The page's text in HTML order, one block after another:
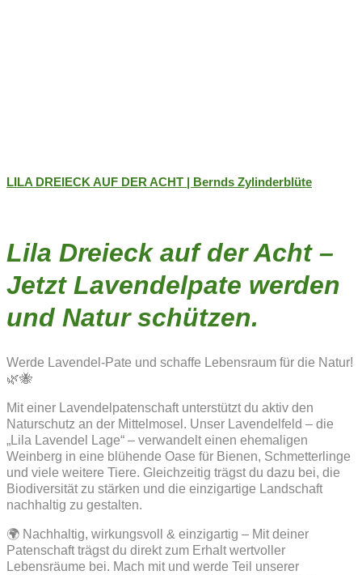
LILA DREIECK AUF DER ACHT | Bernds Zylinderblüte
Lila Dreieck auf der Acht –
Jetzt Lavendelpate werden
und Natur schützen.
Werde Lavendel-Pate und schaffe Lebensraum für die Natur!
🌿🐝
Mit einer Lavendelpatenschaft unterstützt du aktiv den
Naturschutz an der Mittelmosel. Unser Lavendelfeld – die
„Lila Lavendel Lage“ – verwandelt einen ehemaligen
Weinberg in eine blühende Oase für Bienen, Schmetterlinge
und viele weitere Tiere. Gleichzeitig trägst du dazu bei, die
Biodiversität zu stärken und die einzigartige Landschaft
nachhaltig zu gestalten.
🌍 Nachhaltig, wirkungsvoll & einzigartig – Mit deiner
Patenschaft trägst du direkt zum Erhalt wertvoller
Lebensräume bei. Mach mit und werde Teil unserer